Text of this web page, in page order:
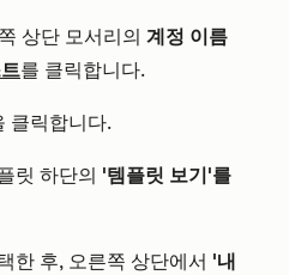
상단 모서리의 계정 이름
를 클릭합니다.
클릭합니다.
릿 하단의 '템플릿 보기'를
한 후, 오른쪽 상단에서 '내